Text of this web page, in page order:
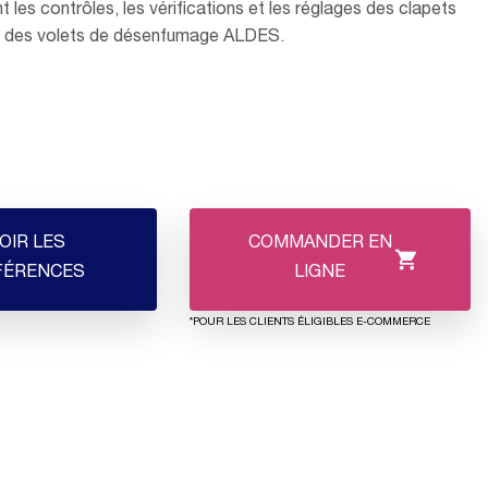
les contrôles, les vérifications et les réglages des clapets
volets de désenfumage ALDES.
LES
COMMANDER EN
LIGNE
*POUR LES CLIENTS ÉLIGIBLES E-COMMERCE